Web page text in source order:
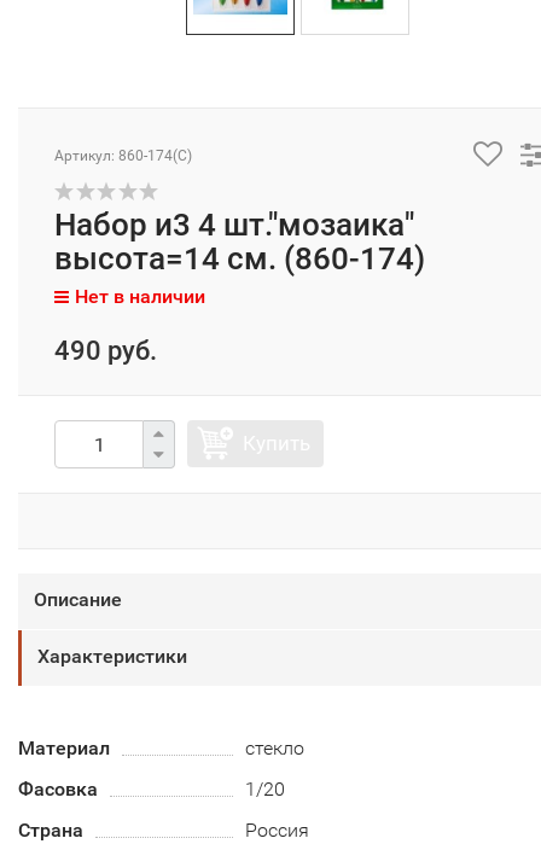
Артикул: 860-174(C)
Набор и3 4 шт."мозаика"
высота=14 см. (860-174)
Нет в наличии
490 руб.
Описание
Характеристики
Материал
стекло
Фасовка
1/20
Страна
Россия